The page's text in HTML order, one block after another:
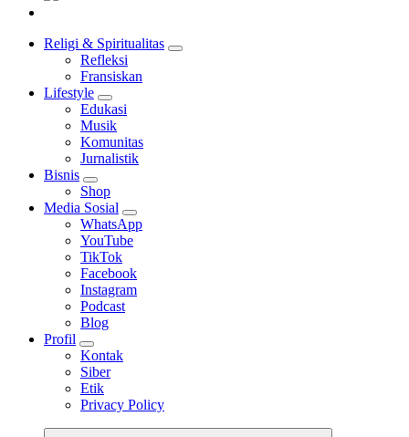
HATI YANG BERTELINGA
Mendengar dengan Cinta
Religi & Spiritualitas
Refleksi
Fransiskan
Lifestyle
Edukasi
Musik
Komunitas
Jurnalistik
Bisnis
Shop
Media Sosial
WhatsApp
YouTube
TikTok
Facebook
Instagram
Podcast
Blog
Profil
Kontak
Siber
Etik
Privacy Policy